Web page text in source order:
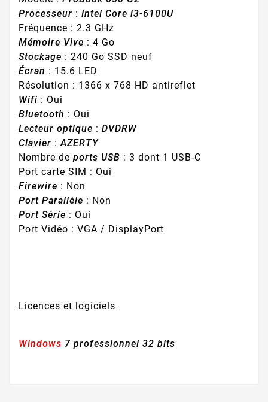
Processeur : Intel Core i3-6100U
Fréquence : 2.3 GHz
Mémoire Vive : 4 Go
Stockage : 240 Go SSD neuf
Écran : 15.6 LED
Résolution : 1366 x 768 HD antireflet
Wifi : Oui
Bluetooth : Oui
Lecteur optique : DVDRW
Clavier :AZERTY
Nombre de ports USB : 3 dont 1 USB-C
Port carte SIM : Oui
Firewire : Non
Port Parallèle : Non
Port Série : Oui
Port Vidéo : VGA / DisplayPort
Licences et logiciels
Windows 7 professionnel 32 bits